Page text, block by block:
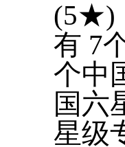
(5★)
有 7
个中
国六
星级